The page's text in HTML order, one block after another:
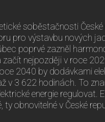
soběstačnosti
pro výstavbu nových
poprvé zazněl
nejpozději v roce
2040 by dodávkami
v 3 622 hodinách. To
energie regulovat.
ty obnovitelné v České